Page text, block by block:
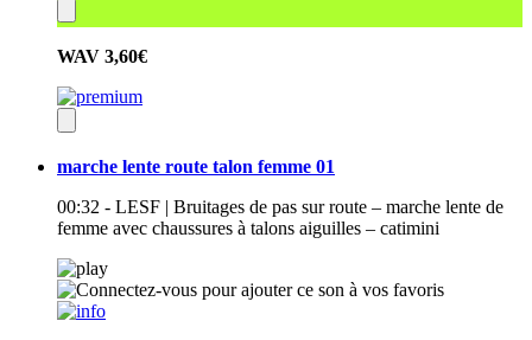
WAV 3,60€
marche lente route talon femme 01
00:32 - LESF | Bruitages de pas sur route – marche lente de
femme avec chaussures à talons aiguilles – catimini